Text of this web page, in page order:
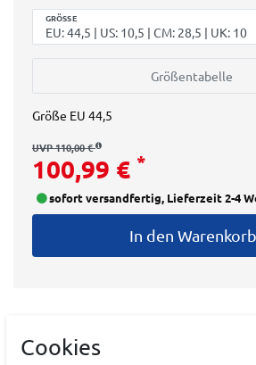
GRÖSSE
Größentabelle
Größe EU 44,5
UVP 110,00 €
100,99 € *
sofort versandfertig, Lieferzeit 2-4
In den Warenkorb
Cookies